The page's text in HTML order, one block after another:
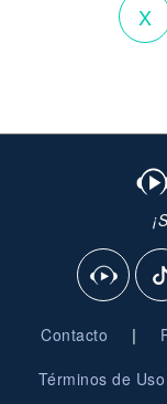
X
Contacto |
Términos de